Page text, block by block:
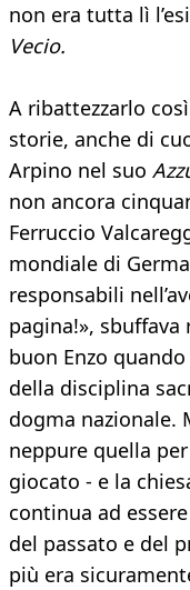
non era tutta lì
Vecio.
A ribattezzarlo
storie, anche di
Arpino nel suo
non ancora
Ferruccio
mondiale di
responsabili
pagina!»,
buon Enzo
della disciplina
dogma nazionale.
neppure quella
giocato - e la
continua ad
del passato e del
più era